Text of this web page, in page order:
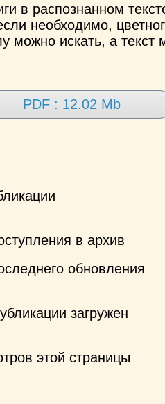
в распознанном
необходимо,
можно искать, а текст
PDF : 12.02 Mb
в архив
обновления
загружен
этой страницы